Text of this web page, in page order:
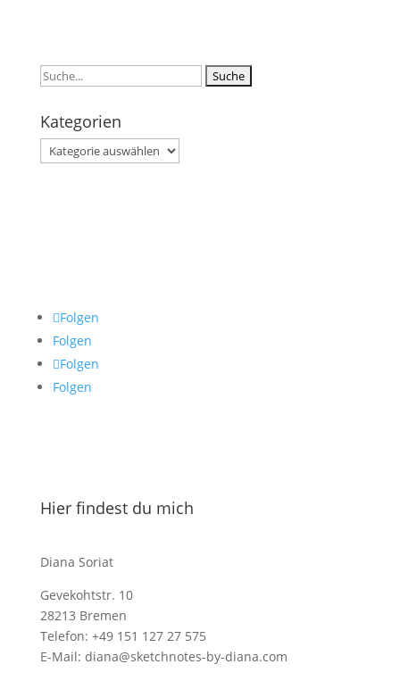
Suchen
Kategorien
Kategorien
Folgen
Folgen
Folgen
Folgen
Hier findest du mich
Diana Soriat
Gevekohtstr. 10
28213 Bremen
Telefon: +49 151 127 27 575
E-Mail: diana@sketchnotes-by-diana.com